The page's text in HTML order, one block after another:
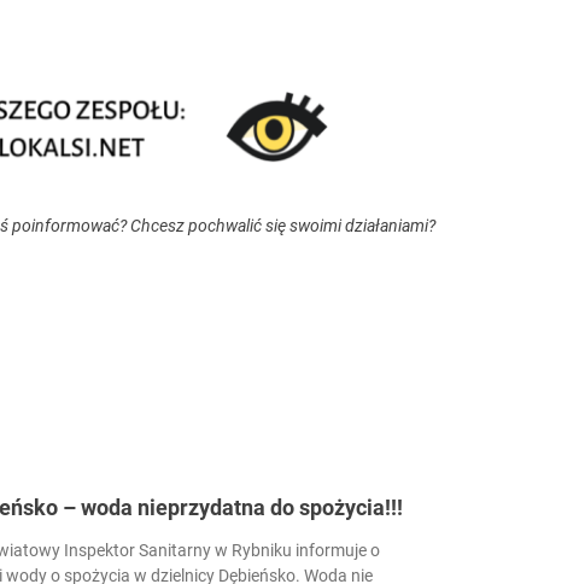
poinformować? Chcesz pochwalić się swoimi działaniami?
– woda nieprzydatna do spożycia!!!
Inspektor Sanitarny w Rybniku informuje o
o spożycia w dzielnicy Dębieńsko. Woda nie